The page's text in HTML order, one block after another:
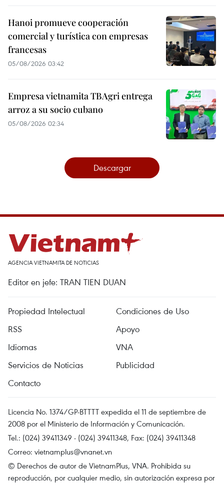
Hanoi promueve cooperación
comercial y turística con empresas
francesas
05/08/2026 03:42
Empresa vietnamita TBAgri entrega
arroz a su socio cubano
05/08/2026 02:34
Descargar
AGENCIA VIETNAMITA DE NOTICIAS
Editor en jefe: TRAN TIEN DUAN
Propiedad Intelectual
Condiciones de Uso
RSS
Apoyo
Idiomas
VNA
Servicios de Noticias
Publicidad
Contacto
Licencia No. 1374/GP-BTTTT expedida el 11 de septiembre de
2008 por el Ministerio de Información y Comunicación.
Tel.: (024) 39411349 - (024) 39411348, Fax: (024) 39411348
Correo: vietnamplus@vnanet.vn
© Derechos de autor de VietnamPlus, VNA. Prohibida su
reproducción, por cualquier medio, sin autorización expresa por